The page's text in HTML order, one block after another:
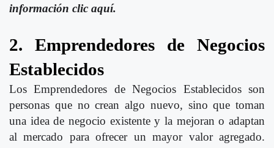
información clic aquí.
2. Emprendedores de Negocios
Establecidos
Los Emprendedores de Negocios Establecidos son
personas que no crean algo nuevo, sino que toman
una idea de negocio existente y la mejoran o adaptan
al mercado para ofrecer un mayor valor agregado.